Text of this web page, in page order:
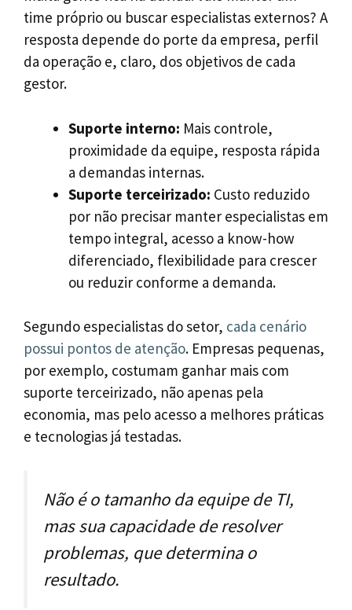
time próprio ou buscar especialistas externos? A
resposta depende do porte da empresa, perfil
da operação e, claro, dos objetivos de cada
gestor.
Suporte interno: Mais controle,
proximidade da equipe, resposta rápida
a demandas internas.
Suporte terceirizado: Custo reduzido
por não precisar manter especialistas em
tempo integral, acesso a know-how
diferenciado, flexibilidade para crescer
ou reduzir conforme a demanda.
Segundo especialistas do setor, cada cenário
possui pontos de atenção. Empresas pequenas,
por exemplo, costumam ganhar mais com
suporte terceirizado, não apenas pela
economia, mas pelo acesso a melhores práticas
e tecnologias já testadas.
Não é o tamanho da equipe de TI,
mas sua capacidade de resolver
problemas, que determina o
resultado.